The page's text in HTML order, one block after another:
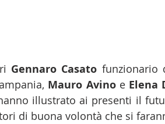
Gennaro Casato
Mauro Avino e Elena
illustrato ai presenti il
di buona volontà che si